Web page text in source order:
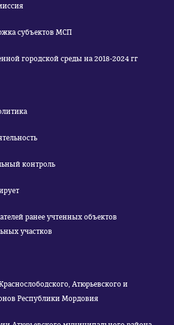
субъектов МСП
городской среды на 2018-2024 гг
контроль
ранее учтенных объектов
участков
Атюрьевского и
Республики Мордовия